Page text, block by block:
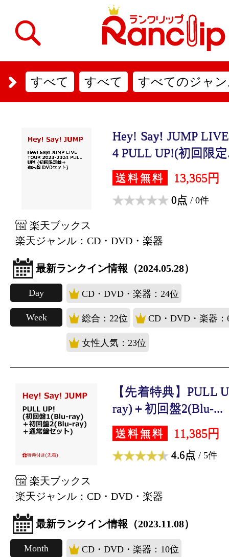
すべて すべて すべてのジャ
Hey! Say! JUMP
4 PULL UP!(初回限
送料無料 13,365円
0点 / 0件
楽天ブックス
楽天ジャンル：CD・DVD・楽器
最新ランクイン情報（2024.05.28）
Day CD・DVD・楽器：24位
Week 総合：22位 CD・DVD・楽器：
女性人気：23位
【先着特典】PULL
ray)＋初回盤2(Blu-...
送料無料 11,385円
4.6点 / 5件
楽天ブックス
楽天ジャンル：CD・DVD・楽器
最新ランクイン情報（2023.11.08）
Month CD・DVD・楽器：10位